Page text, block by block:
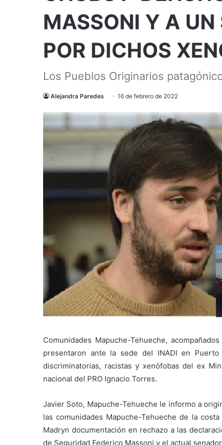
MASSONI Y A UN
POR DICHOS
Los Pueblos Originarios
Alejandra Paredes 16 de febrero de 2022
Comunidades Mapuche-Tehueche,
presentaron ante la sede del INADI en
discriminatorias, racistas y xenófobas del ex
nacional del PRO Ignacio Torres.
Javier Soto, Mapuche-Tehueche le informo a
las comunidades Mapuche-Tehueche de la
Madryn documentación en rechazo a las
de Seguridad Federico Massoni y el actual